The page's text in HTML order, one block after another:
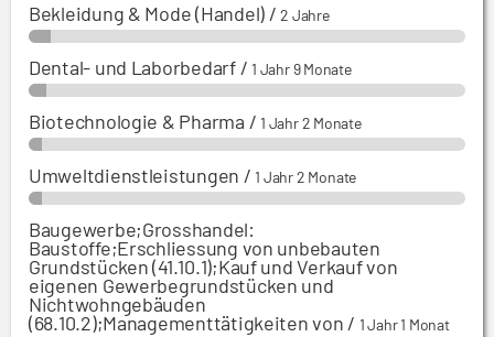
Bekleidung & Mode (Handel)/2 Jahre
Dental- und Laborbedarf/ 1 Jahr 9 Monate
Biotechnologie & Pharma / 1 Jahr 2 Monate
Umweltdienstleistungen /1 Jahr 2 Monate
Baugewerbe;Grosshandel:
Baustoffe;Erschliessung von unbebauten
Grundstücken (41.10.1);Kauf und Verkauf von
eigenen Gewerbegrundstücken und
Nichtwohngebäuden
(68.10.2);Managementtätigkeiten von / 1 Jahr 1 Monat